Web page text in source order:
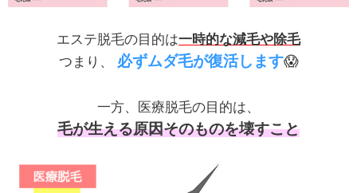
エステ脱毛の目的は一時的な減毛や除毛
つまり、
必ずムダ毛が復活します😱
一方、医療脱毛の目的は、
毛が生える原因そのものを壊すこと